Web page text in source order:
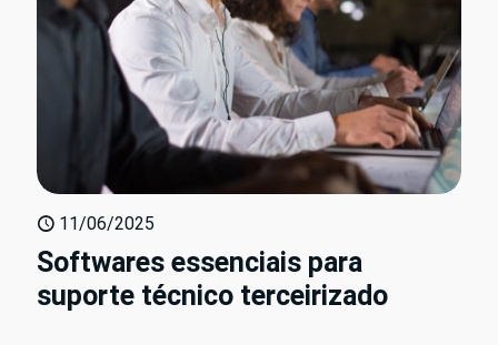
11/06/2025
Softwares essenciais para
suporte técnico terceirizado